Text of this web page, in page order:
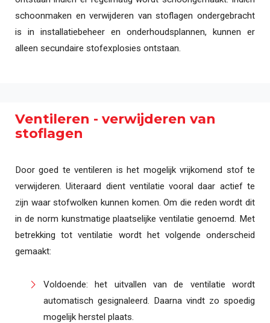
schoonmaken en verwijderen van stoflagen ondergebracht
is in installatiebeheer en onderhoudsplannen, kunnen er
alleen secundaire stofexplosies ontstaan.
Ventileren - verwijderen van
stoflagen
Door goed te ventileren is het mogelijk vrijkomend stof te
verwijderen. Uiteraard dient ventilatie vooral daar actief te
zijn waar stofwolken kunnen komen. Om die reden wordt dit
in de norm kunstmatige plaatselijke ventilatie genoemd. Met
betrekking tot ventilatie wordt het volgende onderscheid
gemaakt:
Voldoende: het uitvallen van de ventilatie wordt
automatisch gesignaleerd. Daarna vindt zo spoedig
mogelijk herstel plaats.